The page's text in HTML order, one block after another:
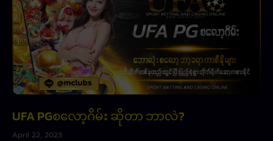
UFA PGစလော့ဂိမ်း ဆိုတာ ဘာလဲ?
April 22, 2023